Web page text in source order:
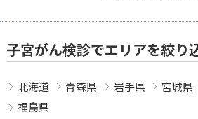
子宮がん検診でエリアを絞り
北海道 青森県 岩手県 宮城県
福島県